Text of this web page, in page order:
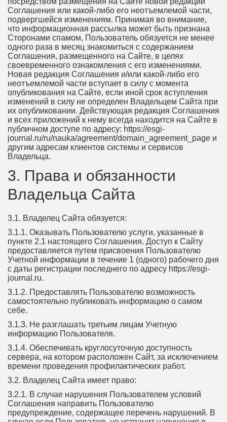
Соглашения или какой-либо его неотъемлемой части,
подвергшейся изменениям. Принимая во внимание,
что информационная рассылка может быть признана
Сторонами спамом, Пользователь обязуется не менее
одного раза в месяц знакомиться с содержанием
Соглашения, размещенного на Сайте, в целях
своевременного ознакомления с его изменениями.
Новая редакция Соглашения и/или какой-либо его
неотъемлемой части вступает в силу с момента
опубликования на Сайте, если иной срок вступления
изменений в силу не определен Владельцем Сайта при
их опубликовании. Действующая редакция Соглашения
и всех приложений к нему всегда находится на Сайте в
публичном доступе по адресу: https://esgi-
journal.ru/ru/nauka/agreement/domain_agreement_page и
другим адресам клиентов системы и сервисов
Владельца.
3. Права и обязанности
Владельца Сайта
3.1. Владелец Сайта обязуется:
3.1.1. Оказывать Пользователю услуги, указанные в
пункте 2.1 настоящего Соглашения. Доступ к Сайту
предоставляется путем присвоения Пользователю
Учетной информации в течение 1 (одного) рабочего дня
с даты регистрации последнего по адресу https://esgi-
journal.ru.
3.1.2. Предоставлять Пользователю возможность
самостоятельно публиковать информацию о самом
себе.
3.1.3. Не разглашать третьим лицам Учетную
информацию Пользователя.
3.1.4. Обеспечивать круглосуточную доступность
сервера, на котором расположен Сайт, за исключением
времени проведения профилактических работ.
3.2. Владелец Сайта имеет право:
3.2.1. В случае нарушения Пользователем условий
Соглашения направить Пользователю
предупреждение, содержащее перечень нарушений. В